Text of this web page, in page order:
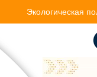
Экологическая